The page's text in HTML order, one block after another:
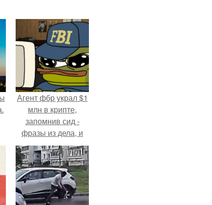
Агент фбр украл $1
млн в крипте,
запомнив сид -
фразы из дела, и
советовался с
Chatgpt, как их
потратить.